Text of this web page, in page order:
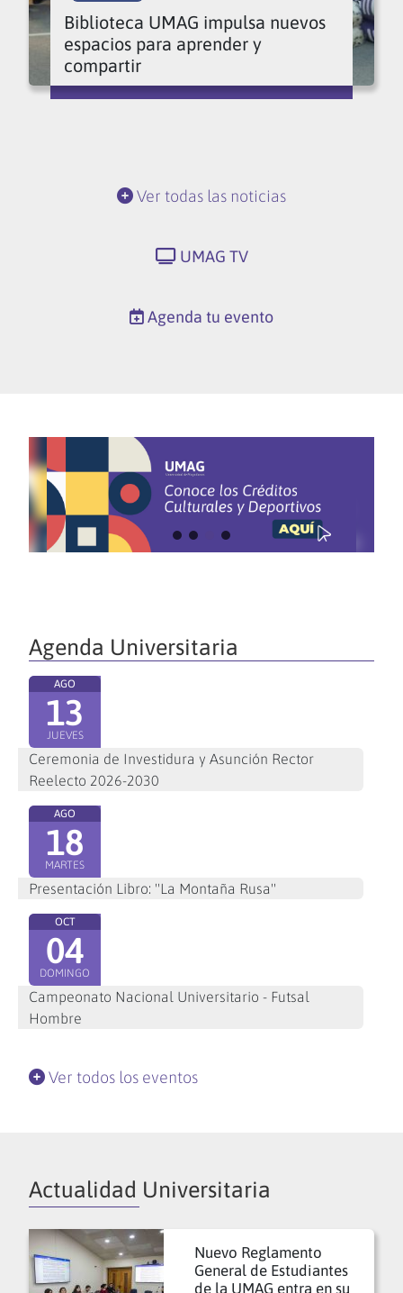
Biblioteca UMAG impulsa nuevos
espacios para aprender y
compartir
Ver todas las noticias
UMAG TV
Agenda tu evento
Agenda Universitaria
AGO
13
JUEVES
Ceremonia de Investidura y Asunción Rector
Reelecto 2026-2030
AGO
18
MARTES
Presentación Libro: "La Montaña Rusa"
OCT
04
DOMINGO
Campeonato Nacional Universitario - Futsal
Hombre
Ver todos los eventos
Actualidad Universitaria
Nuevo Reglamento
General de Estudiantes
de la UMAG entra en su